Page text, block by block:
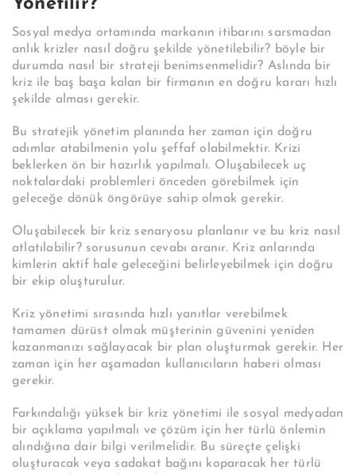
Sosyal medya ortamında markanın itibarını sarsmadan
anlık krizler nasıl doğru şekilde yönetilebilir? böyle bir
durumda nasıl bir strateji benimsenmelidir? Aslında bir
kriz ile baş başa kalan bir firmanın en doğru kararı hızlı
şekilde alması gerekir.
Bu stratejik yönetim planında her zaman için doğru
adımlar atabilmenin yolu şeffaf olabilmektir. Krizi
beklerken ön bir hazırlık yapılmalı. Oluşabilecek uç
noktalardaki problemleri önceden görebilmek için
geleceğe dönük öngörüye sahip olmak gerekir.
Oluşabilecek bir kriz senaryosu planlanır ve bu kriz nasıl
atlatılabilir? sorusunun cevabı aranır. Kriz anlarında
kimlerin aktif hale geleceğini belirleyebilmek için doğru
bir ekip oluşturulur.
Kriz yönetimi sırasında hızlı yanıtlar verebilmek
tamamen dürüst olmak müşterinin güvenini yeniden
kazanmanızı sağlayacak bir plan oluşturmak gerekir. Her
zaman için her aşamadan kullanıcıların haberi olması
gerekir.
Farkındalığı yüksek bir kriz yönetimi ile sosyal medyadan
bir açıklama yapılmalı ve çözüm için her türlü önlemin
alındığına dair bilgi verilmelidir. Bu süreçte çelişki
oluşturacak veya sadakat bağını koparacak her türlü